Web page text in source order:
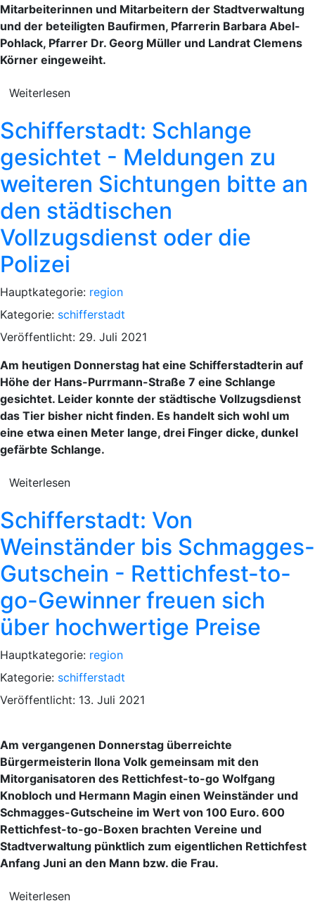
Mitarbeiterinnen und Mitarbeitern der Stadtverwaltung
und der beteiligten Baufirmen, Pfarrerin Barbara Abel-
Pohlack, Pfarrer Dr. Georg Müller und Landrat Clemens
Körner eingeweiht.
Weiterlesen
Schifferstadt: Schlange
gesichtet - Meldungen zu
weiteren Sichtungen bitte an
den städtischen
Vollzugsdienst oder die
Polizei
Hauptkategorie: region
Kategorie: schifferstadt
Veröffentlicht: 29. Juli 2021
Am heutigen Donnerstag hat eine Schifferstadterin auf
Höhe der Hans-Purrmann-Straße 7 eine Schlange
gesichtet. Leider konnte der städtische Vollzugsdienst
das Tier bisher nicht finden. Es handelt sich wohl um
eine etwa einen Meter lange, drei Finger dicke, dunkel
gefärbte Schlange.
Weiterlesen
Schifferstadt: Von
Weinständer bis Schmagges-
Gutschein - Rettichfest-to-
go-Gewinner freuen sich
über hochwertige Preise
Hauptkategorie: region
Kategorie: schifferstadt
Veröffentlicht: 13. Juli 2021
Am vergangenen Donnerstag überreichte
Bürgermeisterin Ilona Volk gemeinsam mit den
Mitorganisatoren des Rettichfest-to-go Wolfgang
Knobloch und Hermann Magin einen Weinständer und
Schmagges-Gutscheine im Wert von 100 Euro. 600
Rettichfest-to-go-Boxen brachten Vereine und
Stadtverwaltung pünktlich zum eigentlichen Rettichfest
Anfang Juni an den Mann bzw. die Frau.
Weiterlesen